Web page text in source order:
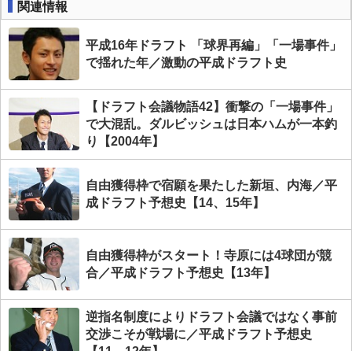
関連情報
平成16年ドラフト 「球界再編」「一場事件」
で揺れた年／激動の平成ドラフト史
【ドラフト会議物語42】衝撃の「一場事件」
で大混乱。ダルビッシュは日本ハムが一本釣
り【2004年】
自由獲得枠で宿願を果たした新垣、内海／平
成ドラフト予想史【14、15年】
自由獲得枠がスタート！寺原には4球団が競
合／平成ドラフト予想史【13年】
逆指名制度によりドラフト会議ではなく事前
交渉こそが戦場に／平成ドラフト予想史